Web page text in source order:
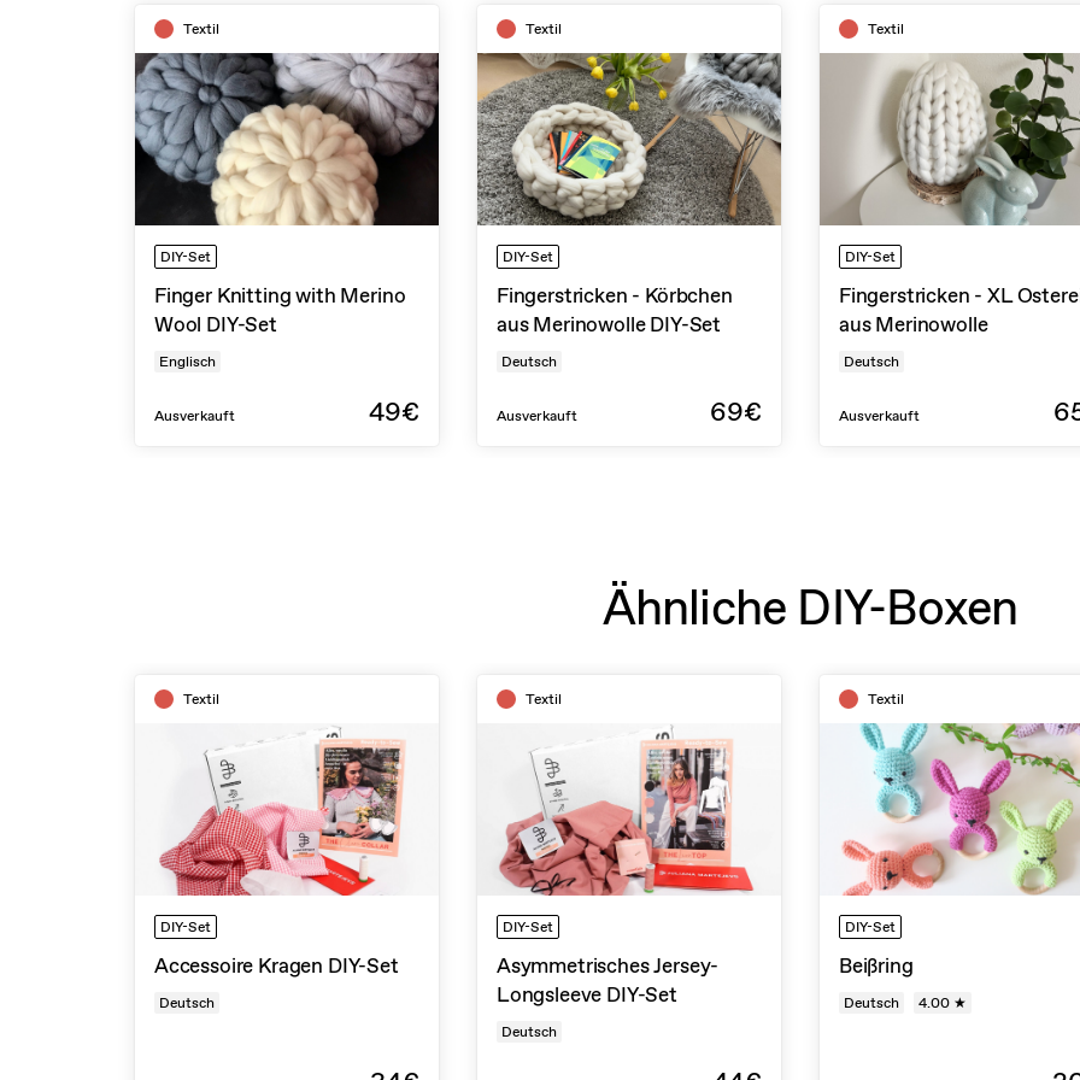
Textil
DIY-Set
Finger Knitting with Merino
Wool DIY-Set
Englisch
Ausverkauft 49€
Textil
DIY-Set
Fingerstricken - Körbchen
aus Merinowolle DIY-Set
Deutsch
Ausverkauft 69€
Textil
DIY-Set
Fingerstricken - XL
aus Merinowolle
Deutsch
Ausverkauft
Ähnliche DIY-Boxen
Textil
DIY-Set
Accessoire Kragen DIY-Set
Deutsch
Textil
DIY-Set
Asymmetrisches Jersey-
Longsleeve DIY-Set
Deutsch
Textil
DIY-Set
Beißring
Deutsch 4.00 ★